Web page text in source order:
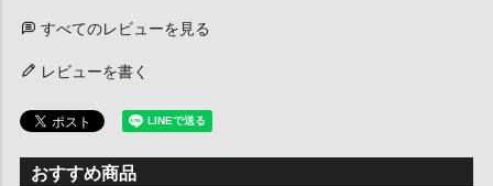
すべてのレビューを見る
レビューを書く
おすすめ商品